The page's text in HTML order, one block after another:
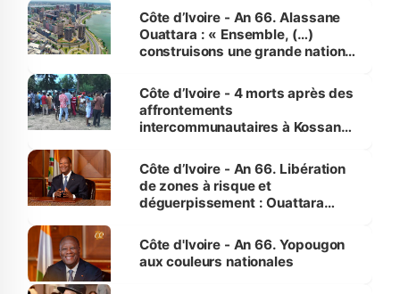
enfants
Côte d’Ivoire - An 66. Alassane
Ouattara : « Ensemble, (…)
construisons une grande nation
générations futures »
Côte d’Ivoire - 4 morts après des
affrontements
intercommunautaires à Kossandji
milieu des sinistrés
Côte d’Ivoire - An 66. Libération
de zones à risque et
déguerpissement : Ouattara
l'Etat de droit pour préserver les
vies humaines »
Côte d'Ivoire - An 66. Yopougon
aux couleurs nationales